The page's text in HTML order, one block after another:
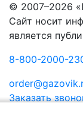
© 2007–2026
Сайт носит
является
8-800-2000-
Заказать